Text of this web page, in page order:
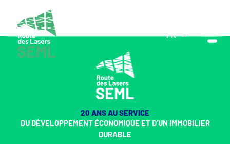
FR
EN
20 ANS AU SERVICE
DU DÉVELOPPEMENT ÉCONOMIQUE ET D’UN IMMOBILIER
DURABLE